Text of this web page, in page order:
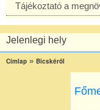
Tájékoztató a
Jelenlegi hely
Címlap » Bicskéről